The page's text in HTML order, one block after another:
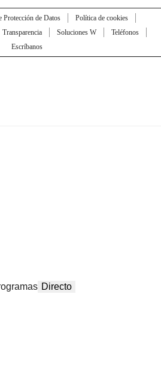
Protección de Datos
Política de cookies
Transparencia Soluciones W
Teléfonos
Escríbanos
Directo